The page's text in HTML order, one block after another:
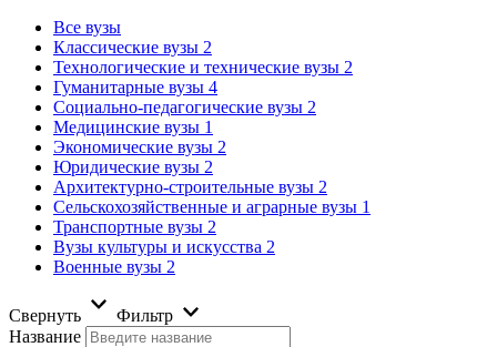
Все вузы
Классические вузы 2
Технологические и технические вузы 2
Гуманитарные вузы 4
Социально-педагогические вузы 2
Медицинские вузы 1
Экономические вузы 2
Юридические вузы 2
Архитектурно-строительные вузы 2
Сельскохозяйственные и аграрные вузы 1
Транспортные вузы 2
Вузы культуры и искусства 2
Военные вузы 2
Свернуть
Фильтр
Название